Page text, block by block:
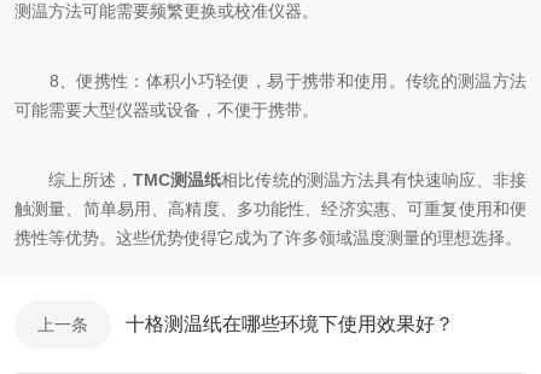
测温方法可能需要频繁更换或校准仪器。
8、便携性：体积小巧轻便，易于携带和使用。传统的测温方法
可能需要大型仪器或设备，不便于携带。
综上所述，TMC测温纸相比传统的测温方法具有快速响应、非接
触测量、简单易用、高精度、多功能性、经济实惠、可重复使用和便
携性等优势。这些优势使得它成为了许多领域温度测量的理想选择。
上一条 十格测温纸在哪些环境下使用效果好？